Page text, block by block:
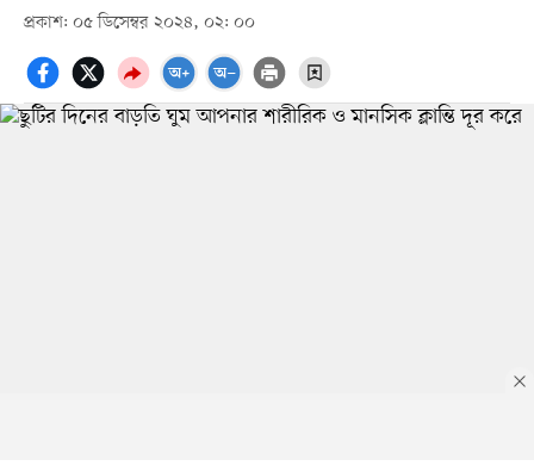
প্রকাশ: ০৫ ডিসেম্বর ২০২৪, ০২: ০০